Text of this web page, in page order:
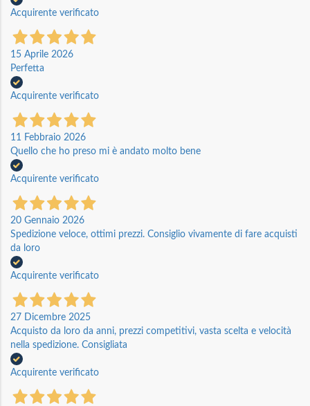
Acquirente verificato
15 Aprile 2026
Perfetta
Acquirente verificato
11 Febbraio 2026
Quello che ho preso mi è andato molto bene
Acquirente verificato
20 Gennaio 2026
Spedizione veloce, ottimi prezzi. Consiglio vivamente di fare acquisti
da loro
Acquirente verificato
27 Dicembre 2025
Acquisto da loro da anni, prezzi competitivi, vasta scelta e velocità
nella spedizione. Consigliata
Acquirente verificato